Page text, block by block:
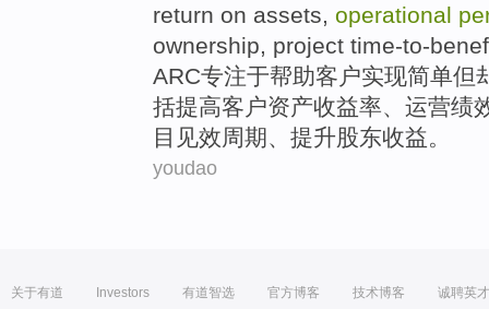
return on assets operational
ownership
project time-to-
ARC专注于帮助客户实现简单但
括提高客户资产收益率 运营绩
目 见效周期、提升股东收益。
youdao
关于有道 Investors 有道智选 官方博客 技术博客 诚聘英才